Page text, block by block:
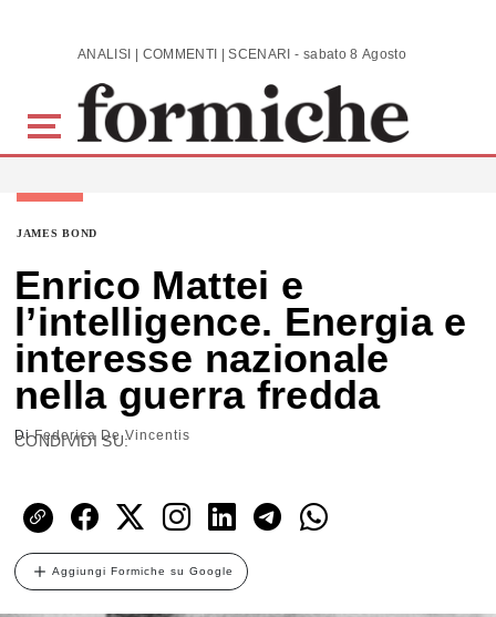
Skip to main content ANALISI | COMMENTI | SCENARI - sabato 8 Agosto 2026
JAMES BOND
Enrico Mattei e
l’intelligence. Energia e
interesse nazionale
nella guerra fredda
DiFederica De Vincentis
CONDIVIDI SU:
Aggiungi Formiche su Google